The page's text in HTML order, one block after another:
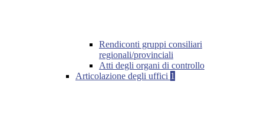
Rendiconti gruppi consiliari
regionali/provinciali
Atti degli organi di controllo
Articolazione degli uffici 1